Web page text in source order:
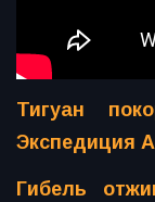
Тигуан
Экспедиция
Гибель